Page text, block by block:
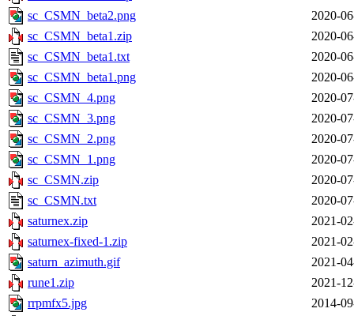
sc_CSMN_beta2.png
2020-
sc_CSMN_beta1.zip
2020-
sc_CSMN_beta1.txt
2020-
sc_CSMN_beta1.png
2020-
sc_CSMN_4.png
2020-
sc_CSMN_3.png
2020-
sc_CSMN_2.png
2020-
sc_CSMN_1.png
2020-
sc_CSMN.zip
2020-
sc_CSMN.txt
2020-
saturnex.zip
2021-
saturnex-fixed-1.zip
2021-
saturn_azimuth.gif
2021-
rune1.zip
2021-
rrpmfx5.jpg
2014-